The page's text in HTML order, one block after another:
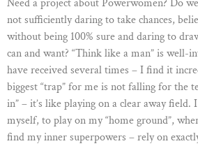
Need a project about Powerwomen? Do
not sufficiently daring to take chances,
without being 100% sure and daring to
can and want? “Think like a man” is well-
have received several times – I find it
biggest “trap” for me is not falling for the
in” – it’s like playing on a clear away
myself, to play on my “home ground”,
find my inner superpowers – rely on